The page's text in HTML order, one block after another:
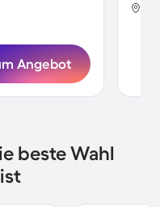
Angebot
beste Wahl